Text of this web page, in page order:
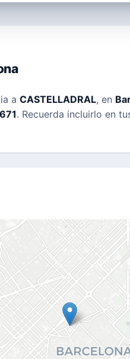
a CASTELLADRAL, en
. Recuerda incluirlo en